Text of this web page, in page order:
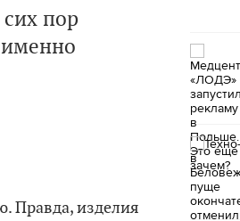
пор
именно
Правда, изделия